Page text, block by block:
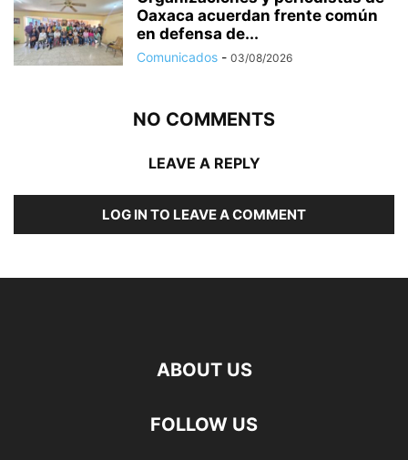
Oaxaca acuerdan frente común
en defensa de...
Comunicados - 03/08/2026
NO COMMENTS
LEAVE A REPLY
LOG IN TO LEAVE A COMMENT
ABOUT US
FOLLOW US